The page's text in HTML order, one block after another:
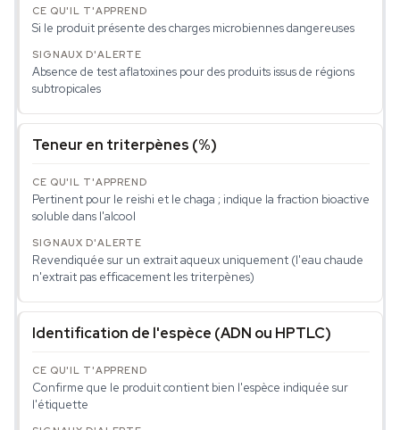
Si le produit présente des charges microbiennes dangereuses
Absence de test aflatoxines pour des produits issus de régions
subtropicales
Teneur en triterpènes (%)
Pertinent pour le reishi et le chaga ; indique la fraction bioactive
soluble dans l'alcool
Revendiquée sur un extrait aqueux uniquement (l'eau chaude
n'extrait pas efficacement les triterpènes)
Identification de l'espèce (ADN ou HPTLC)
Confirme que le produit contient bien l'espèce indiquée sur
l'étiquette